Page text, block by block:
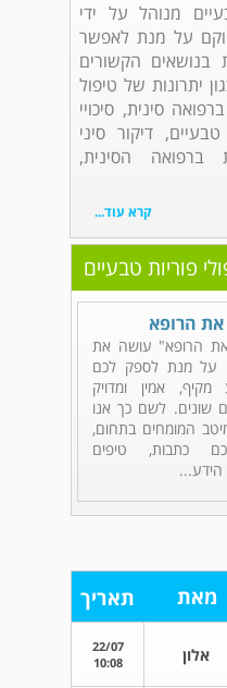
מנוהל על ידי
על מנת לאפשר
בנושאים הקשורים
יתרונות של טיפול
סינית, סיכויי
דיקור סיני
ברפואה הסינית,
קרא עוד...
פוריות טבעיים
הרופא
הרופא" עושה את
על מנת לספק לכם
מקיף, אמין ומדויק
שונים. לשם כך אנו
המומחים בתחום,
כתבות, טיפים
מאת תאריך
אלון
22/07
10:08